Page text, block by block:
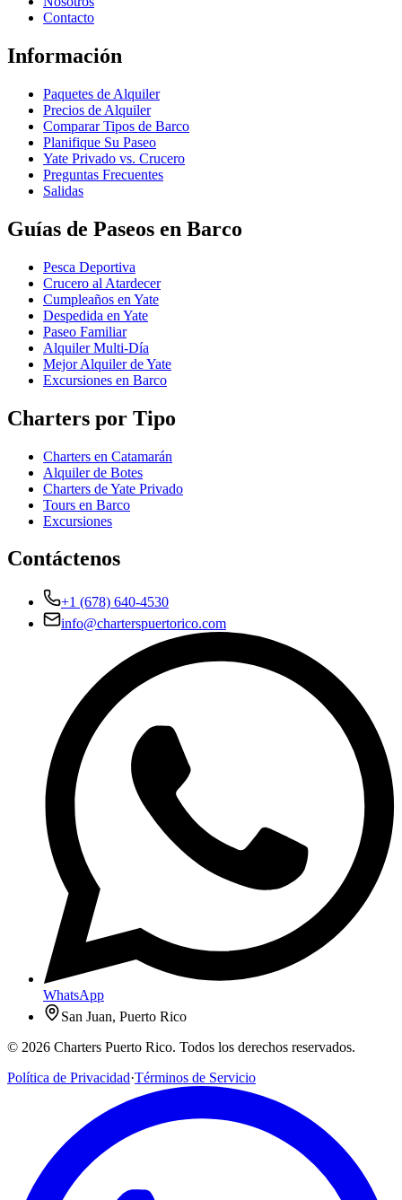
Contacto
Información
Paquetes de Alquiler
Precios de Alquiler
Comparar Tipos de Barco
Planifique Su Paseo
Yate Privado vs. Crucero
Preguntas Frecuentes
Salidas
Guías de Paseos en Barco
Pesca Deportiva
Crucero al Atardecer
Cumpleaños en Yate
Despedida en Yate
Paseo Familiar
Alquiler Multi-Día
Mejor Alquiler de Yate
Excursiones en Barco
Charters por Tipo
Charters en Catamarán
Alquiler de Botes
Charters de Yate Privado
Tours en Barco
Excursiones
Contáctenos
+1 (678) 640-4530
info@charterspuertorico.com
WhatsApp
San Juan, Puerto Rico
© 2026 Charters Puerto Rico. Todos los derechos reservados.
Política de Privacidad·Términos de Servicio